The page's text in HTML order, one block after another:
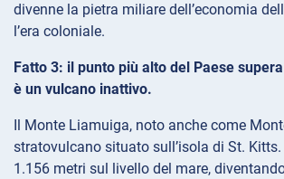
divenne la pietra miliare dell’economia
l’era coloniale.
Fatto 3: il punto più alto del Paese
è un vulcano inattivo.
Il Monte Liamuiga, noto anche come
stratovulcano situato sull’isola di St.
1.156 metri sul livello del mare,